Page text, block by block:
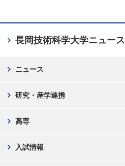
長岡技術科学大学ニュース
chevron_right
ニュース
chevron_right
研究・産学連携
chevron_right
高専
chevron_right
入試情報
chevron_right